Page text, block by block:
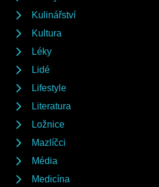
Kulinářství
Kultura
Léky
Lidé
Lifestyle
Literatura
Ložnice
Mazlíčci
Média
Medicína